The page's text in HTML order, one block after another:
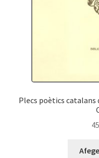
Plecs poètics catalans